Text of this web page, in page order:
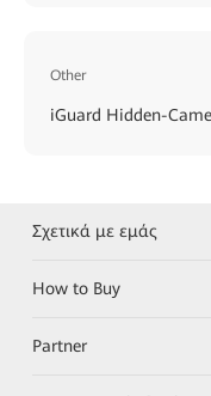
Other
iGuard Hidden-
Σχετικά με εμάς
How to Buy
Partner